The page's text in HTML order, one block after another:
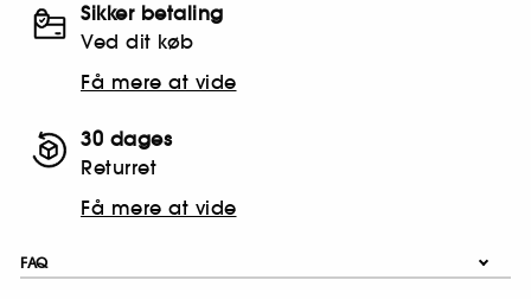
Sikker betaling
Ved dit køb
Få mere at vide
30 dages
Returret
Få mere at vide
FAQ